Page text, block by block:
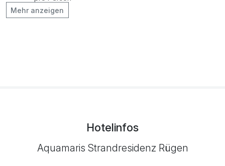
Flasche Sekt
Mehr anzeigen
Hotelinfos
Aquamaris Strandresidenz Rügen